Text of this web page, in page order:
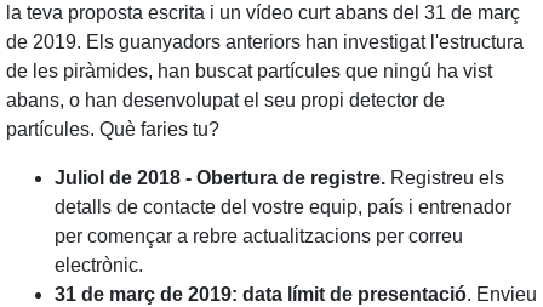
la teva proposta escrita i un vídeo curt abans del 31 de març
de 2019. Els guanyadors anteriors han investigat l'estructura
de les piràmides, han buscat partícules que ningú ha vist
abans, o han desenvolupat el seu propi detector de
partícules. Què faries tu?
Juliol de 2018 - Obertura de registre. Registreu els
detalls de contacte del vostre equip, país i entrenador
per començar a rebre actualitzacions per correu
electrònic.
31 de març de 2019: data límit de presentació. Envieu